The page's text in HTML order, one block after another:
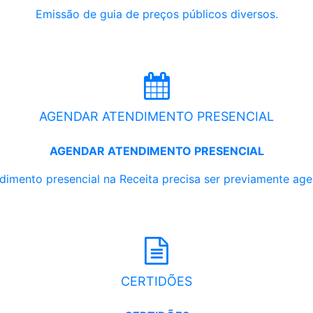
Emissão de guia de preços públicos diversos.
AGENDAR ATENDIMENTO PRESENCIAL
AGENDAR ATENDIMENTO PRESENCIAL
presencial na Receita precisa ser previamente
CERTIDÕES